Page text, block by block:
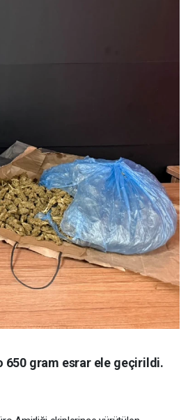
650 gram esrar ele geçirildi.